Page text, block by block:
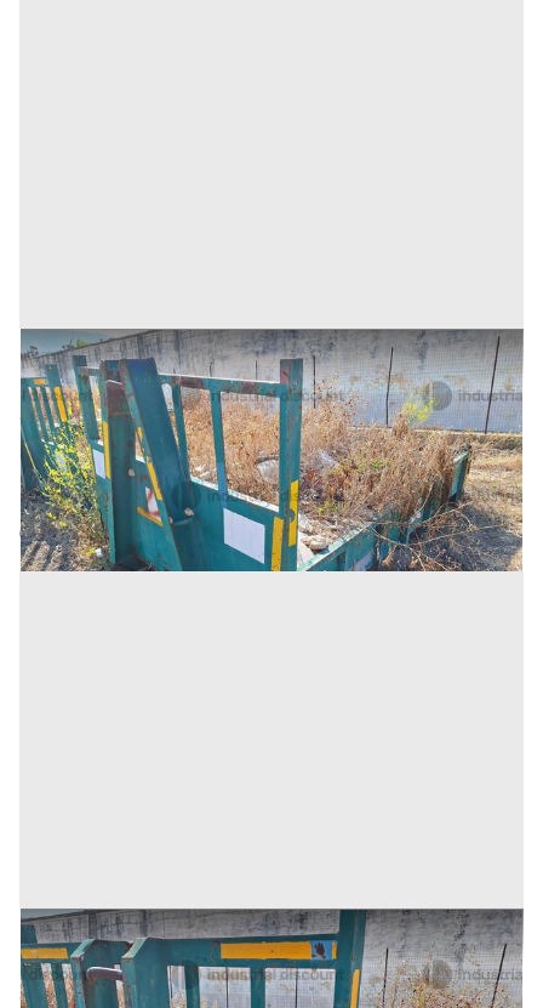
25#9242 Cassone scarrabile da 3mc
Inserito il: 19/11/2025
Trapani (Trapani)
Annuncio scaduto
Prezzo
250 €
Codice annuncio:1273370414
24#9242 Cassone scarrabile da 3mc
Prezzo
250 €